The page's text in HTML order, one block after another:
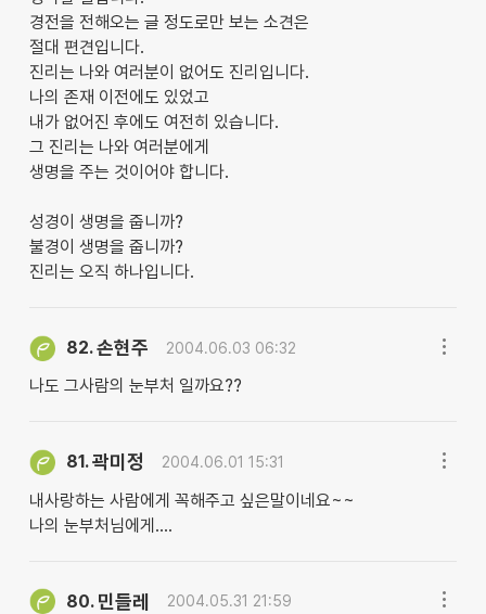
경전을 전해오는 글 정도로만 보는 소견은
절대 편견입니다.
진리는 나와 여러분이 없어도 진리입니다.
나의 존재 이전에도 있었고
내가 없어진 후에도 여전히 있습니다.
그 진리는 나와 여러분에게
생명을 주는 것이어야 합니다.
성경이 생명을 줍니까?
불경이 생명을 줍니까?
진리는 오직 하나입니다.
82.손현주 2004.06.03 06:32
나도 그사람의 눈부처 일까요??
81.곽미정 2004.06.01 15:31
내사랑하는 사람에게 꼭해주고 싶은말이네요~~
나의 눈부처님에게....
80. 민들레 2004.05.31 21:59